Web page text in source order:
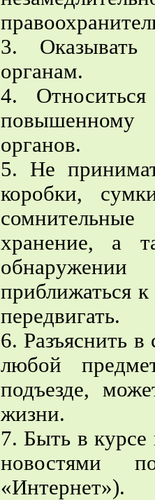
3. Оказывать
органам.
4.
повышенному
органов.
5. Не
коробки,
хранение, а
обнаружении
приближаться
передвигать.
6. Разъяснить
любой
подъезде,
жизни.
7. Быть в курсе
новостями
«Интернет»).